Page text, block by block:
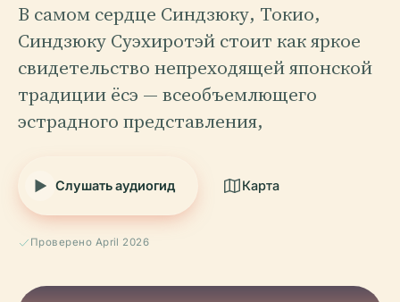
В самом сердце Синдзюку, Токио,
Синдзюку Суэхиротэй стоит как яркое
свидетельство непреходящей японской
традиции ёсэ — всеобъемлющего
эстрадного представления,
Слушать аудиогид Карта
Проверено April 2026